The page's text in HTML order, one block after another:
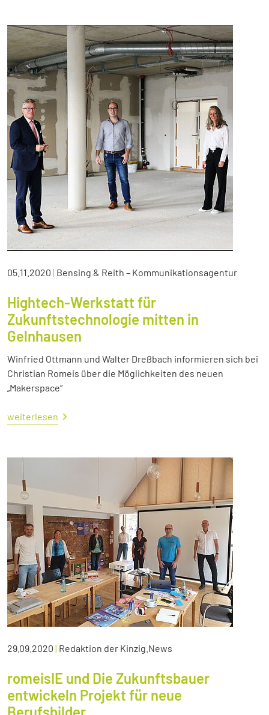
05.11.2020 | Bensing & Reith – Kommunikationsagentur
Hightech-Werkstatt für
Zukunftstechnologie mitten in
Gelnhausen
Winfried Ottmann und Walter Dreßbach informieren sich bei
Christian Romeis über die Möglichkeiten des neuen
„Makerspace“
weiterlesen
29.09.2020 | Redaktion der Kinzig.News
romeisIE und Die Zukunftsbauer
entwickeln Projekt für neue